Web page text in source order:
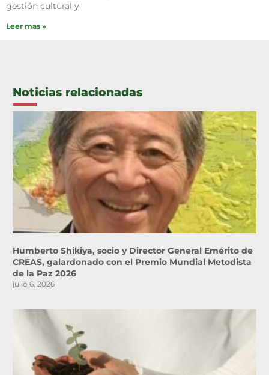
gestión cultural y
Leer mas »
Noticias relacionadas
Humberto Shikiya, socio y Director General Emérito de
CREAS, galardonado con el Premio Mundial Metodista
de la Paz 2026
julio 6, 2026